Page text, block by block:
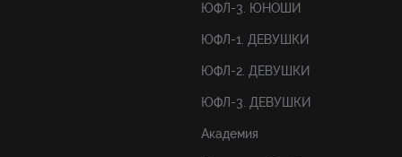
ЮФЛ-3. ЮНОШИ
ЮФЛ-1. ДЕВУШКИ
ЮФЛ-2. ДЕВУШКИ
ЮФЛ-3. ДЕВУШКИ
Академия